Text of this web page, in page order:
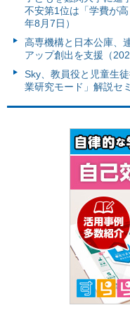
不安第1位は「学費が
年8月7日）
高専機構と日本公庫、
アップ創出を支援（
Sky、教員役と児童生
業研究モード」解説セ